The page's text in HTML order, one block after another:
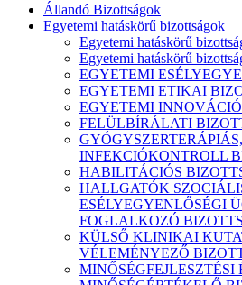
Állandó Bizottságok
Egyetemi hatáskörű bizottságok
Egyetemi hatáskörű
Egyetemi hatáskörű
EGYETEMI
EGYETEMI ETIKAI
EGYETEMI
FELÜLBÍRÁLATI
INFEKCIÓKONTROLL
HABILITÁCIÓS
HALLGATÓK
ESÉLYEGYENLŐSÉGI
FOGLALKOZÓ
KÜLSŐ KLINIKAI
VÉLEMÉNYEZŐ
MINŐSÉGFEJLESZTÉSI